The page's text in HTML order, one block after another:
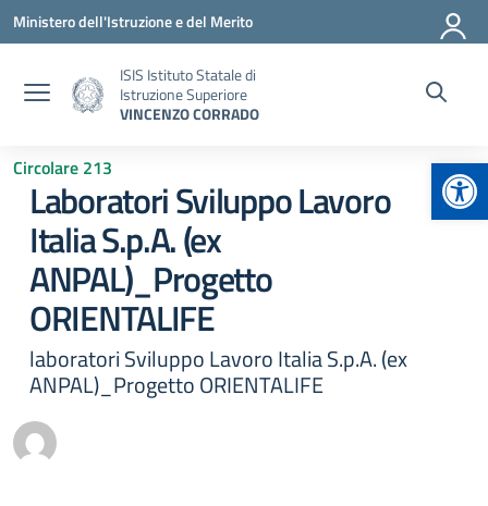
Vai ai contenuti
Vai al menu di navigazione
Vai al footer
Ministero dell'Istruzione e del Merito
ISIS Istituto Statale di
Istruzione Superiore
VINCENZO CORRADO
Circolare 213
Laboratori Sviluppo Lavoro
Italia S.p.A. (ex
ANPAL)_Progetto
ORIENTALIFE
laboratori Sviluppo Lavoro Italia S.p.A. (ex
ANPAL)_Progetto ORIENTALIFE